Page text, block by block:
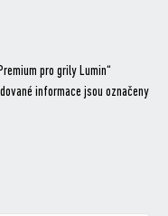
pro grily Lumin“
informace jsou označeny